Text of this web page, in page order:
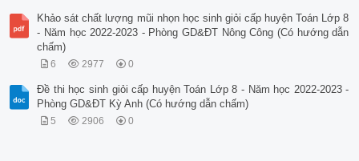
Khảo sát chất lượng mũi nhọn học sinh giỏi cấp huyện Toán Lớp 8
- Năm học 2022-2023 - Phòng GD&ĐT Nông Công (Có hướng dẫn
chấm)
6 2977 0
Đề thi học sinh giỏi cấp huyện Toán Lớp 8 - Năm học 2022-2023 -
Phòng GD&ĐT Kỳ Anh (Có hướng dẫn chấm)
5 2906 0